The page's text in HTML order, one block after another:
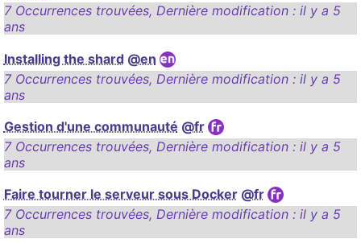
7 Occurrences trouvées, Dernière modification : il y a 5
ans
Installing the shard @en
7 Occurrences trouvées, Dernière modification : il y a 5
ans
Gestion d'une communauté @fr
7 Occurrences trouvées, Dernière modification : il y a 5
ans
Faire tourner le serveur sous Docker @fr
7 Occurrences trouvées, Dernière modification : il y a 5
ans